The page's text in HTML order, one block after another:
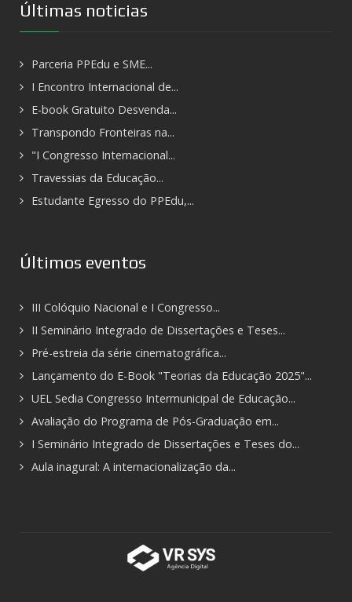
Últimas noticias
Parceria PPEdu e SME...
I Encontro Internacional de...
E-book Gratuito Desvenda...
Transpondo Fronteiras na...
"I Congresso Internacional...
Travessias da Educação...
Estudante Egresso do PPEdu,...
Últimos eventos
III Colóquio Nacional e I Congresso...
II Seminário Integrado de Dissertações e Teses...
Pré-estreia da série cinematográfica...
Lançamento do E-Book "Teorias da Educação 2025"...
UEL Sedia Congresso Intermunicipal de Educação...
Avaliação do Programa de Pós-Graduação em...
I Seminário Integrado de Dissertações e Teses do...
Aula inagural: A internacionalização da...